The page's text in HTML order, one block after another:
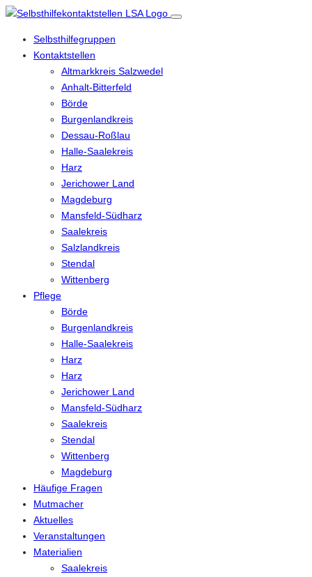
Selbsthilfegruppen
Kontaktstellen
Altmarkkreis Salzwedel
Anhalt-Bitterfeld
Börde
Burgenlandkreis
Dessau-Roßlau
Halle-Saalekreis
Harz
Jerichower Land
Magdeburg
Mansfeld-Südharz
Saalekreis
Salzlandkreis
Stendal
Wittenberg
Pflege
Börde
Burgenlandkreis
Halle-Saalekreis
Harz
Harz
Jerichower Land
Mansfeld-Südharz
Saalekreis
Stendal
Wittenberg
Magdeburg
Häufige Fragen
Mutmacher
Aktuelles
Veranstaltungen
Materialien
Saalekreis